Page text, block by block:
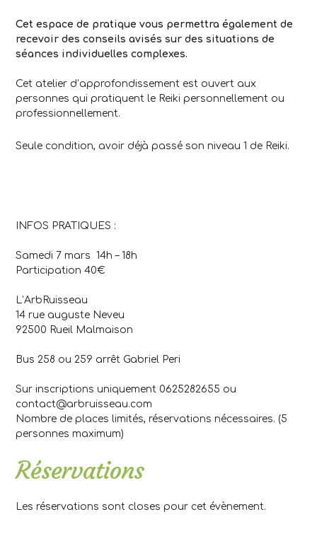
Cet espace de pratique vous permettra également de
recevoir des conseils avisés sur des situations de
séances individuelles complexes.
Cet atelier d’approfondissement est ouvert aux
personnes qui pratiquent le Reiki personnellement ou
professionnellement.
Seule condition, avoir déjà passé son niveau 1 de Reiki.
INFOS PRATIQUES :
Samedi 7 mars 14h – 18h
Participation 40€
L’ArbRuisseau
14 rue auguste Neveu
92500 Rueil Malmaison
Bus 258 ou 259 arrêt Gabriel Peri
Sur inscriptions uniquement 0625282655 ou
contact@arbruisseau.com
Nombre de places limités, réservations nécessaires. (5
personnes maximum)
Réservations
Les réservations sont closes pour cet évènement.